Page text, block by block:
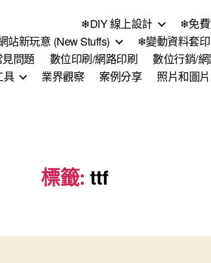
❄DIY 線上設計
❄免
站新玩意 (New Stuffs)
❄變動資料套
問題
數位印刷/網路印刷
數位行銷/
具
業界觀察 案例分享 照片和圖
標籤: ttf